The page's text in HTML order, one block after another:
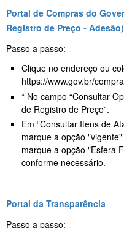
Portal de Compras do
Registro de Preço - Adesão)
Passo a passo:
Clique no endereço ou
https://www.gov.br/
* No campo “Consultar
de Registro de Preço”.
Em “Consultar Itens de
marque a opção
marque a opção "Esfera
conforme necessário.
Portal da Transparência
Passo a passo: